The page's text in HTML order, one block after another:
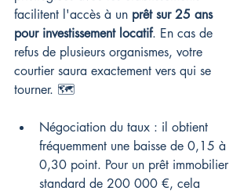
facilitent l'accès à un prêt sur 25 ans
pour investissement locatif. En cas de
refus de plusieurs organismes, votre
courtier saura exactement vers qui se
tourner. 🗺️
Négociation du taux : il obtient
fréquemment une baisse de 0,15 à
0,30 point. Pour un prêt immobilier
standard de 200 000 €, cela